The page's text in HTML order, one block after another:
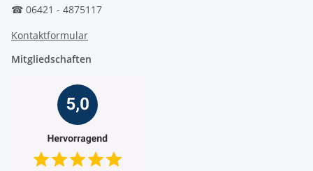
☎ 06421 - 4875117
Kontaktformular
Mitgliedschaften